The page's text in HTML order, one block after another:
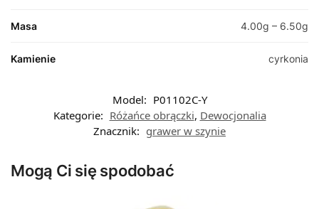
Masa 4.00g – 6.50g
Kamienie cyrkonia
Model: P01102C-Y
Kategorie: Różańce obrączki, Dewocjonalia
Znacznik: grawer w szynie
Mogą Ci się spodobać